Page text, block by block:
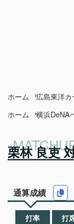
ホーム 広島東洋
ホーム
横浜DeNA
栗林 良吏
通算成績
打率 打